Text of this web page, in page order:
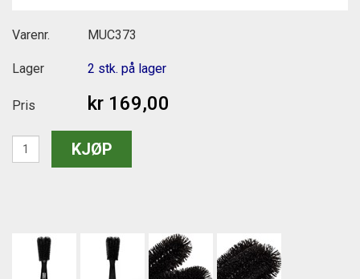
Varenr. MUC373
Lager 2 stk. på lager
Pris kr 169,00